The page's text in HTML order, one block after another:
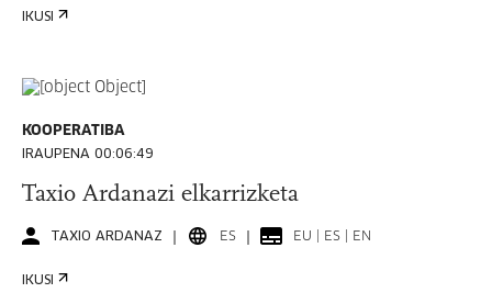
IKUSI
KOOPERATIBA
IRAUPENA 00:06:49
Taxio Ardanazi elkarrizketa
TAXIO ARDANAZ ES EU | ES | EN
IKUSI